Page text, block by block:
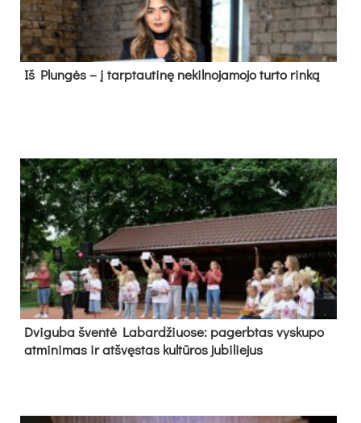
Iš Plungės – į tarptautinę nekilnojamojo turto rinką
Dvi­gu­ba šven­tė La­bar­džiuo­se: pa­gerb­tas vys­ku­po
at­mi­ni­mas ir at­švęs­tas kul­tū­ros ju­bi­lie­jus